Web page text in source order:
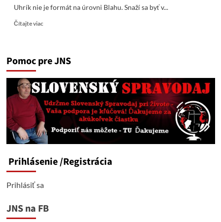
Uhrík nie je formát na úrovni Blahu. Snaží sa byť v...
Čítajte viacRead
všetkých
a
národností
traste
sa
Pomoc pre JNS
Prihlásenie/Registrácia
Prihlásiť sa
JNS na FB